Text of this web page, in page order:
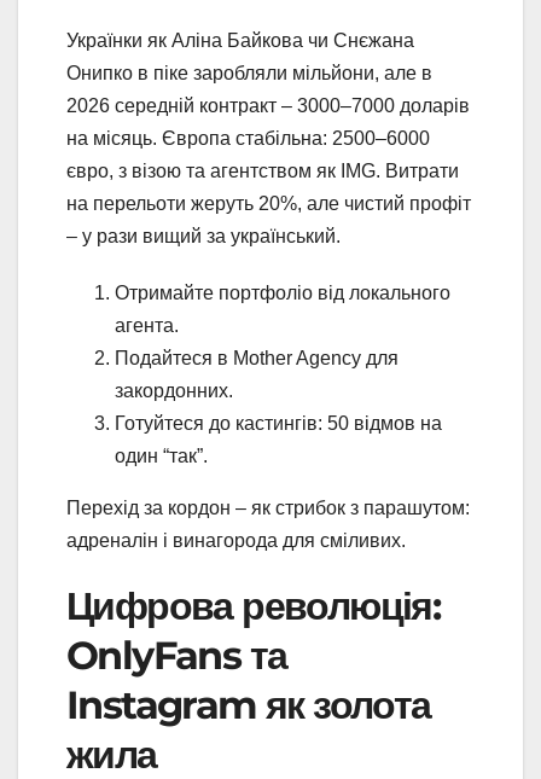
Українки як Аліна Байкова чи Снєжана
Онипко в піке заробляли мільйони, але в
2026 середній контракт – 3000–7000 доларів
на місяць. Європа стабільна: 2500–6000
євро, з візою та агентством як IMG. Витрати
на перельоти жеруть 20%, але чистий профіт
– у рази вищий за український.
Отримайте портфоліо від локального
агента.
Подайтеся в Mother Agency для
закордонних.
Готуйтеся до кастингів: 50 відмов на
один “так”.
Перехід за кордон – як стрибок з парашутом:
адреналін і винагорода для сміливих.
Цифрова революція:
OnlyFans та
Instagram як золота
жила